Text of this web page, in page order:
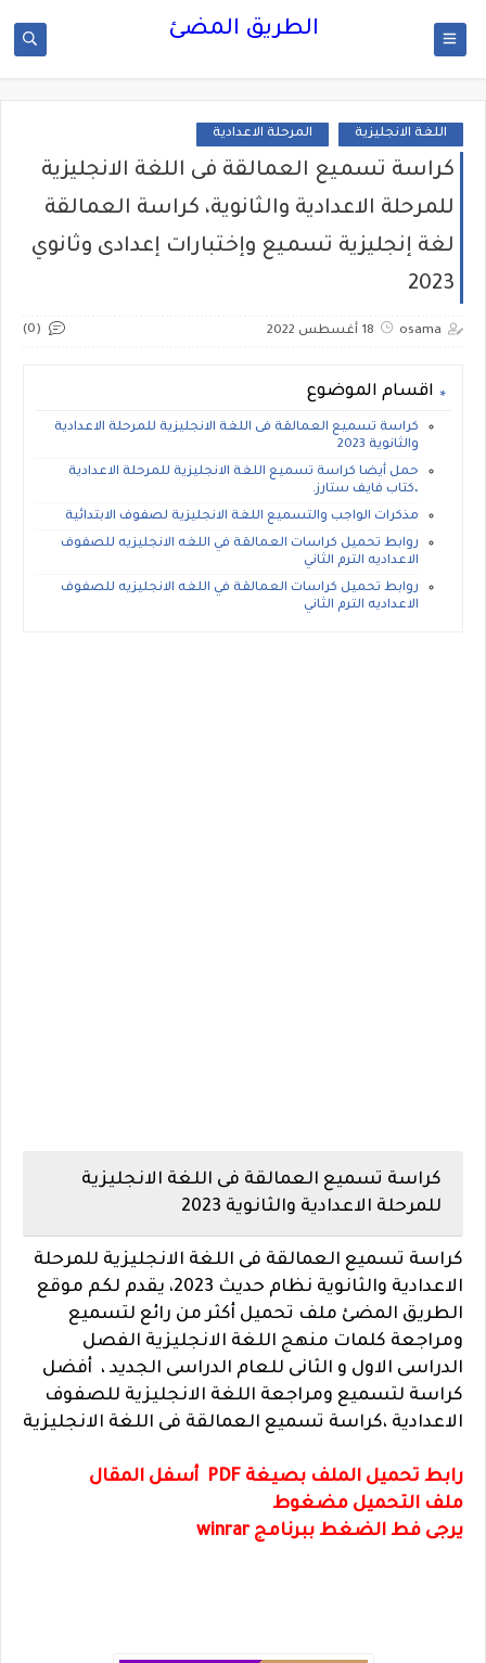
الطريق المضئ
اللغة الانجليزية المرحلة الاعدادية
كراسة تسميع العمالقة فى اللغة الانجليزية
للمرحلة الاعدادية والثانوية، كراسة العمالقة
لغة إنجليزية تسميع وإختبارات إعدادى وثانوي
2023
osama 18 أغسطس 2022 (0)
اقسام الموضوع
كراسة تسميع العمالقة فى اللغة الانجليزية للمرحلة الاعدادية
والثانوية 2023
حمل أيضا كراسة تسميع اللغة الانجليزية للمرحلة الاعدادية
،كتاب فايف ستارز.
مذكرات الواجب والتسميع اللغة الانجليزية لصفوف الابتدائية
روابط تحميل كراسات العمالقة في اللغه الانجليزيه للصفوف
الاعداديه الترم الثاني
روابط تحميل كراسات العمالقة في اللغه الانجليزيه للصفوف
الاعداديه الترم الثاني
كراسة تسميع العمالقة فى اللغة الانجليزية
للمرحلة الاعدادية والثانوية 2023
كراسة تسميع العمالقة فى اللغة الانجليزية للمرحلة
الاعدادية والثانوية نظام حديث 2023، يقدم
لكم موقع
الطريق المضئ ملف تحميل أكثر من رائع لتسميع
ومراجعة كلمات منهج اللغة الانجليزية الفصل
الدراسى الاول و الثانى للعام الدراسى الجديد ، أفضل
كراسة لتسميع ومراجعة اللغة الانجليزية للصفوف
الاعدادية ،كراسة تسميع العمالقة فى اللغة الانجليزية
رابط تحميل الملف بصيغة PDF أسفل المقال
ملف التحميل مضغوط
يرجى فط الضغط ببرنامج winrar